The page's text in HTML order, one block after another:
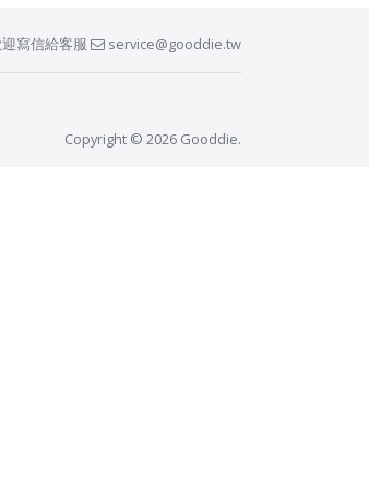
寫信給客服 service@gooddie.tw
Copyright © 2026 Gooddie.